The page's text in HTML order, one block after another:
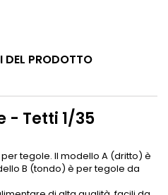
DEL PRODOTTO
- Tetti 1/35
tegole. Il modello A (dritto) è
B (tondo) è per tegole da